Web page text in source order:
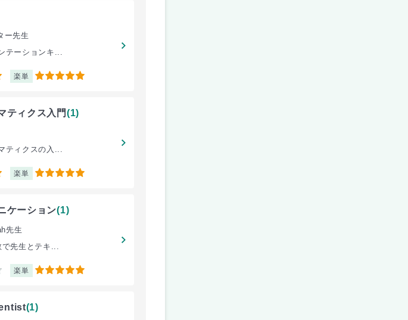
ー先生
テーションキ...
楽単 5
ティクス入門(1)
ティクスの入...
楽単 5
ケーション(1)
先生
先生とテキ...
楽単 5
(1)